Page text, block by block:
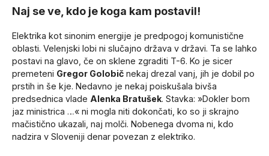
Naj se ve, kdo je koga kam postavil!
Elektrika kot sinonim energije je predpogoj komunistične
oblasti. Velenjski lobi ni slučajno država v državi. Ta se lahko
postavi na glavo, če on sklene zgraditi T-6. Ko je sicer
premeteni Gregor Golobič nekaj drezal vanj, jih je dobil po
prstih in še kje. Nedavno je nekaj poiskušala bivša
predsednica vlade Alenka Bratušek. Stavka: »Dokler bom
jaz ministrica …« ni mogla niti dokončati, ko so ji skrajno
mačistično ukazali, naj molči. Nobenega dvoma ni, kdo
nadzira v Sloveniji denar povezan z elektriko.